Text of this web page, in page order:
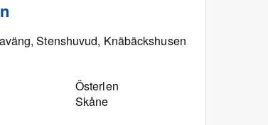
Stenshuvud, Knäbäckshusen
Österlen
Skåne